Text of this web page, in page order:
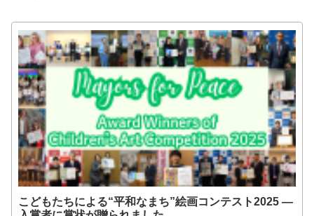
こどもたちによる“平和なまち”絵画コンテスト2025 ―